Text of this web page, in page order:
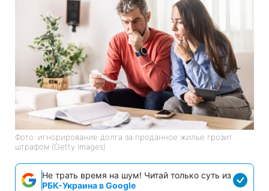
Фото: игнорирование долга за проданное жилье грозит
штрафом (Getty Images)
Не трать время на шум! Читай только суть из
РБК-Украина в Google